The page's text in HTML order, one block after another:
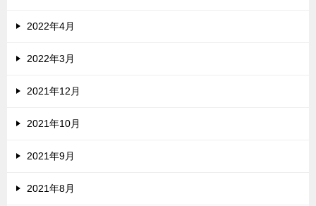
2022年4月
2022年3月
2021年12月
2021年10月
2021年9月
2021年8月